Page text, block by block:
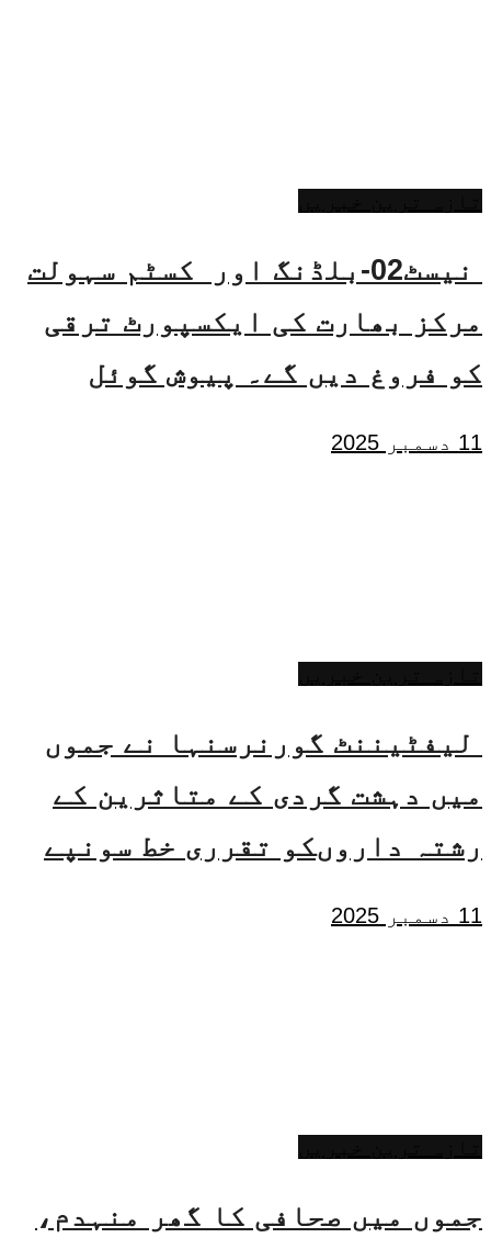
نیسٹ02-بلڈنگ اور کسٹم سہولت
مرکز بھارت کی ایکسپورٹ ترقی
کو فروغ دیں گے۔ پیوش گوئل
11 دسمبر 2025
لیفٹیننٹ گورنرسنہا نے جموں
میں دہشت گردی کے متاثرین کے
رشتہ داروںکو تقرری خط سونپے
11 دسمبر 2025
جموں میں صحافی کا گھر منہدم،